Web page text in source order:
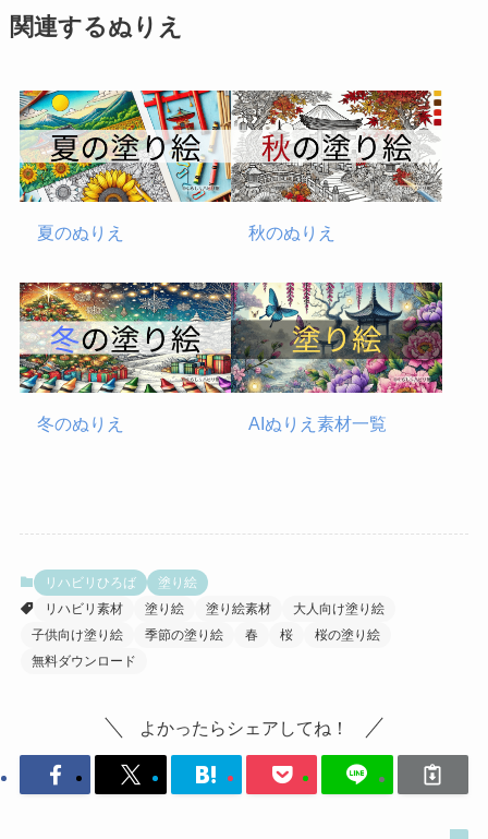
関連するぬりえ
夏のぬりえ
冬のぬりえ
秋のぬりえ
AIぬりえ素材一覧
リハビリひろば
塗り絵
リハビリ素材
塗り絵 塗り絵素材
大人向け塗り絵
子供向け塗り絵
季節の塗り絵 春 桜
桜の塗り絵
無料ダウンロード
よかったらシェアしてね！